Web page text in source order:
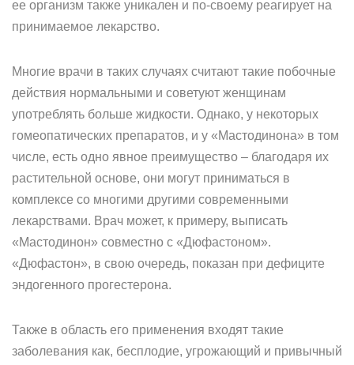
ее организм также уникален и по-своему реагирует на
принимаемое лекарство.
Многие врачи в таких случаях считают такие побочные
действия нормальными и советуют женщинам
употреблять больше жидкости. Однако, у некоторых
гомеопатических препаратов, и у «Мастодинона» в том
числе, есть одно явное преимущество – благодаря их
растительной основе, они могут приниматься в
комплексе со многими другими современными
лекарствами. Врач может, к примеру, выписать
«Мастодинон» совместно с «Дюфастоном».
«Дюфастон», в свою очередь, показан при дефиците
эндогенного прогестерона.
Также в область его применения входят такие
заболевания как, бесплодие, угрожающий и привычный